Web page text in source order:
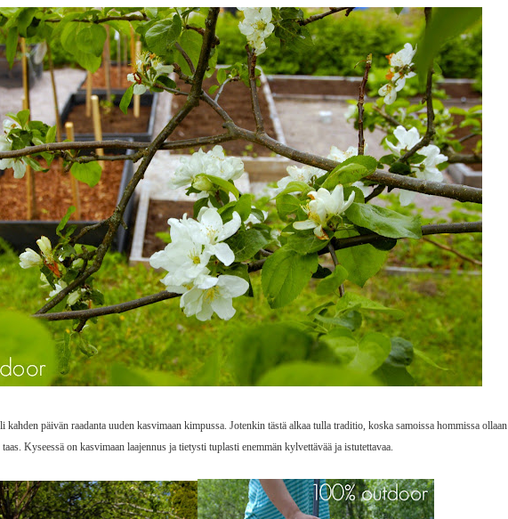
kahden päivän raadanta uuden kasvimaan kimpussa. Jotenkin tästä alkaa tulla traditio, koska samoissa hommissa ollaan
taas. Kyseessä on kasvimaan laajennus ja tietysti tuplasti enemmän kylvettävää ja istutettavaa.